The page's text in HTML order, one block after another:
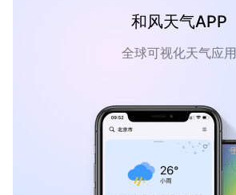
和风天气APP
全球可视化天气应用